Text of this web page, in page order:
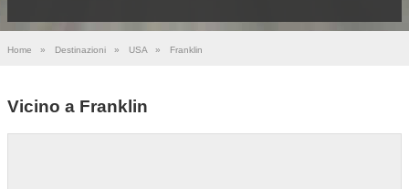
Home » Destinazioni » USA » Franklin
Vicino a Franklin